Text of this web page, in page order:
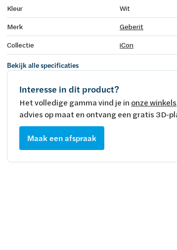
Kleur
Wit
Merk
Geberit
Collectie
iCon
Bekijk alle specificaties
Interesse in dit product?
Het volledige gamma vind je in onze winkels
advies op maat en ontvang een gratis 3D-
Maak een afspraak